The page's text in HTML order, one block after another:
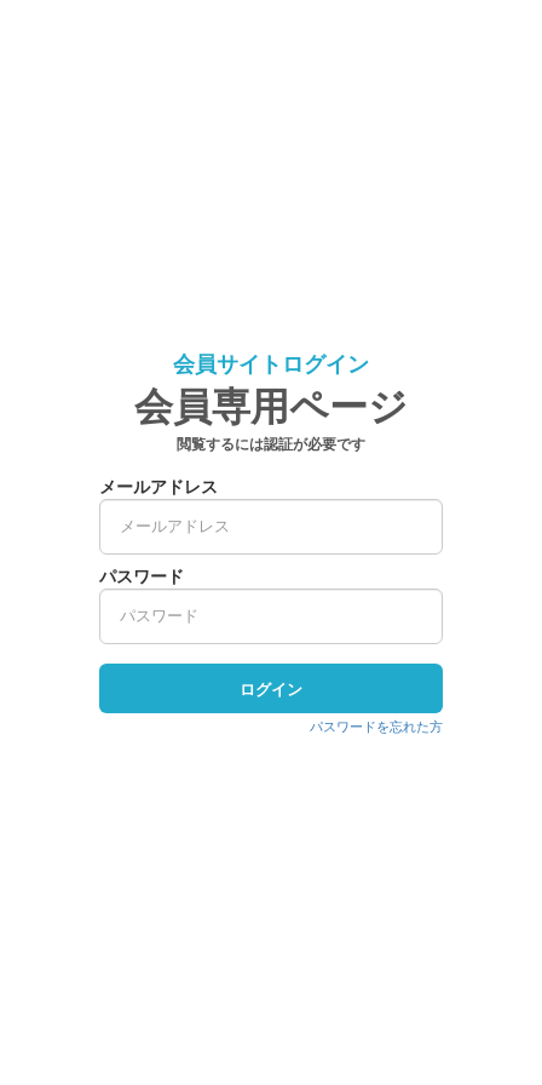
会員サイトログイン
会員専用ページ
閲覧するには認証が必要です
メールアドレス
パスワード
ログイン
パスワードを忘れた方